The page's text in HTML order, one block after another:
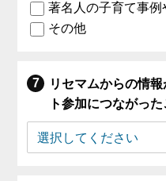
著名人の子育て事例
その他
リセマムからの情
ト参加につながっ